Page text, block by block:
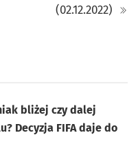
(02.12.2022)
bliżej czy dalej
Decyzja FIFA daje do